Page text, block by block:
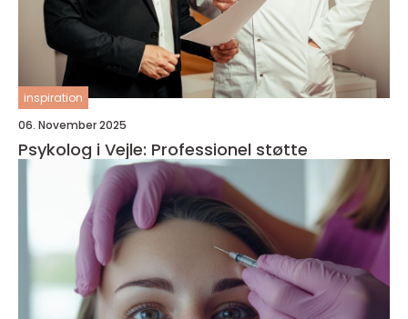
inspiration
06. November 2025
Psykolog i Vejle: Professionel støtte